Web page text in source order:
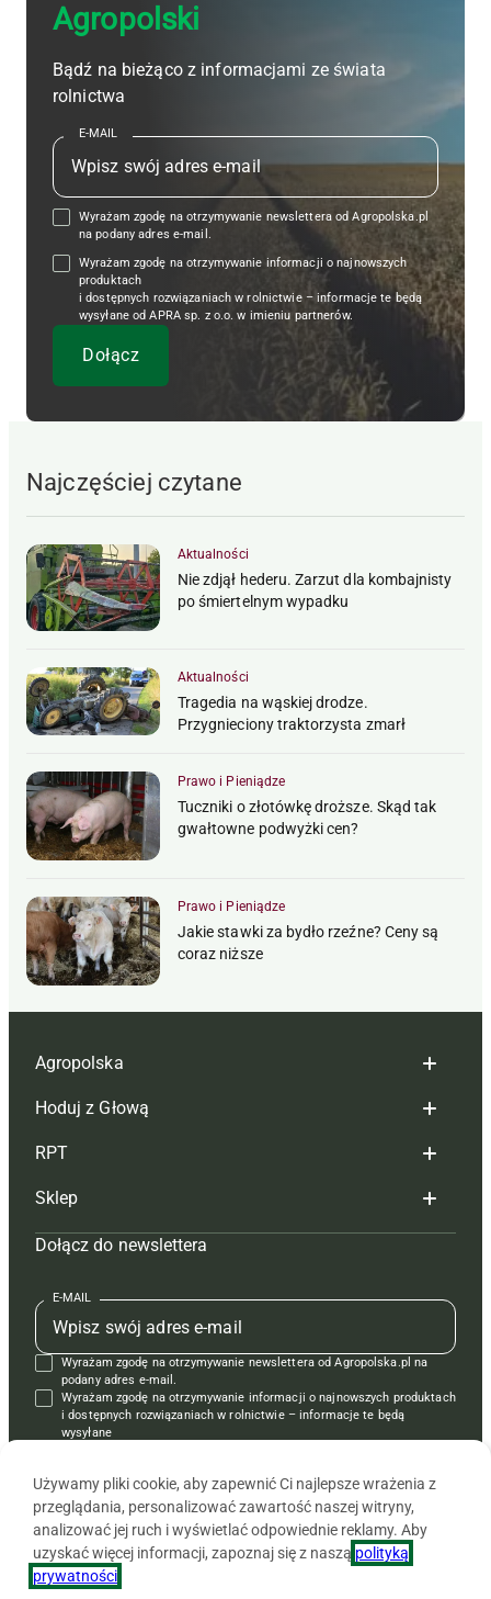
Agropolski
Bądź na bieżąco z informacjami ze świata
rolnictwa
E-MAIL
Wyrażam zgodę na otrzymywanie newslettera od Agropolska.pl
na podany adres e-mail.
Wyrażam zgodę na otrzymywanie informacji o najnowszych
produktach
i dostępnych rozwiązaniach w rolnictwie – informacje te będą
wysyłane od APRA sp. z o.o. w imieniu partnerów.
Najczęściej czytane
Aktualności
Nie zdjął hederu. Zarzut dla kombajnisty
po śmiertelnym wypadku
Aktualności
Tragedia na wąskiej drodze.
Przygnieciony traktorzysta zmarł
Prawo i Pieniądze
Tuczniki o złotówkę droższe. Skąd tak
gwałtowne podwyżki cen?
Prawo i Pieniądze
Jakie stawki za bydło rzeźne? Ceny są
coraz niższe
Agropolska
Redakcja
Reklama
Tagi
Mapa serwisu
Kontakt
Regulamin
Polityka prywatności
Hoduj z Głową
Hoduj z głową bydło
Hoduj z głową świnie
Prenumerata
Redakcja
Kontakt
Reklama
RPT
Redakcja
Prenumerata
Reklama
Kontakt
Krzyżówki
Sklep
Czasopisma i prenumerata
Książki
Regulamin
Dołącz do newslettera
E-MAIL
Wyrażam zgodę na otrzymywanie newslettera od Agropolska.pl na
podany adres e-mail.
Wyrażam zgodę na otrzymywanie informacji o najnowszych produktach
i dostępnych rozwiązaniach w rolnictwie – informacje te będą
wysyłane
Używamy pliki cookie, aby zapewnić Ci najlepsze wrażenia z
przeglądania, personalizować zawartość naszej witryny,
analizować jej ruch i wyświetlać odpowiednie reklamy. Aby
uzyskać więcej informacji, zapoznaj się z naszą polityką
prywatności